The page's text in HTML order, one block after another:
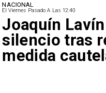
NACIONAL
El Viernes Pasado A Las 12:40
Joaquín
silencio tras
medida